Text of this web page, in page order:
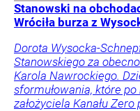
Stanowski na
Wróciła burza z
Dorota Wysocka-
Stanowskiego za
Karola Nawrockiego.
sformułowania, które
założyciela Kanału